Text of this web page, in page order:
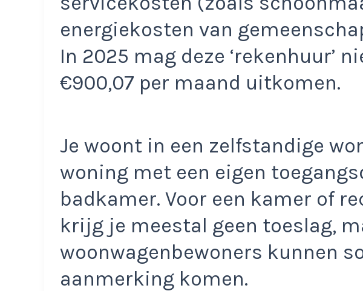
energiekosten van
In 2025 mag deze ‘rekenhuur’
€900,07 per maand uitkomen.
Je woont in een zelfstandige
woning met een eigen
badkamer. Voor een kamer of
krijg je meestal geen toeslag,
woonwagenbewoners kunnen
aanmerking komen.